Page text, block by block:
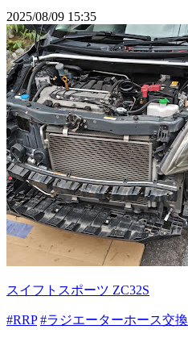
2025/08/09 15:35
スイフトスポーツ ZC32S
#RRP #ラジエーターホース交換